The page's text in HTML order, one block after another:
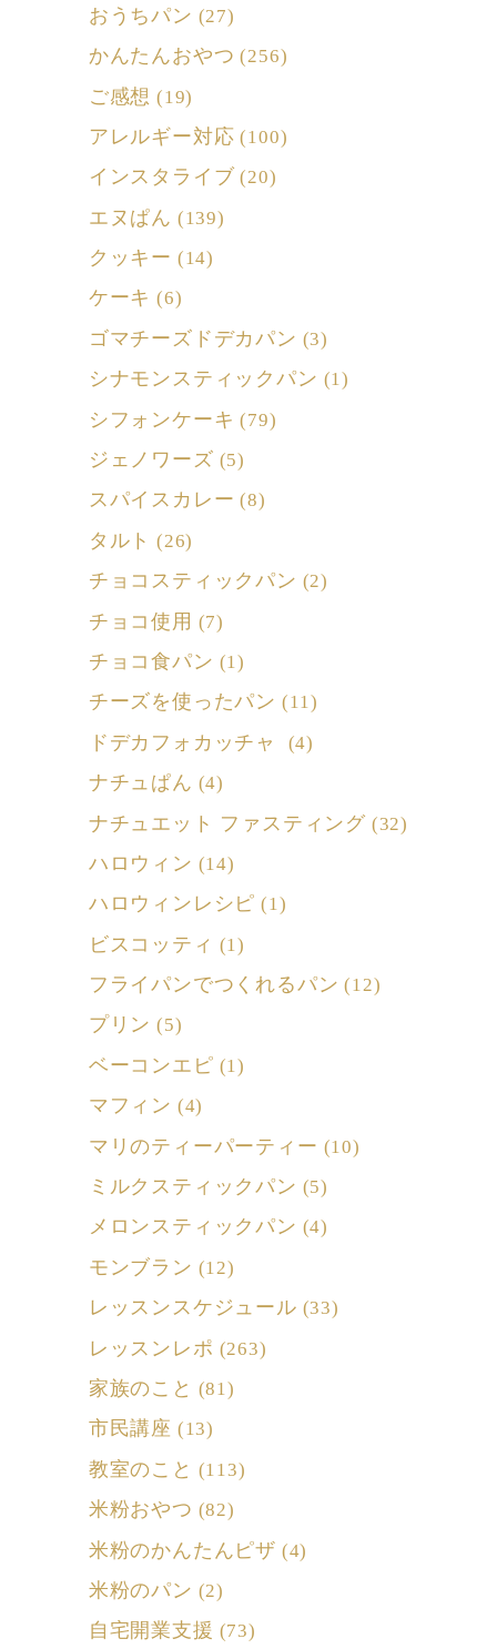
おうちパン (27)
かんたんおやつ (256)
ご感想 (19)
アレルギー対応 (100)
インスタライブ (20)
エヌぱん (139)
クッキー (14)
ケーキ (6)
ゴマチーズドデカパン (3)
シナモンスティックパン (1)
シフォンケーキ (79)
ジェノワーズ (5)
スパイスカレー (8)
タルト (26)
チョコスティックパン (2)
チョコ使用 (7)
チョコ食パン (1)
チーズを使ったパン (11)
ドデカフォカッチャ (4)
ナチュぱん (4)
ナチュエット ファスティング (32)
ハロウィン (14)
ハロウィンレシピ (1)
ビスコッティ (1)
フライパンでつくれるパン (12)
プリン (5)
ベーコンエピ (1)
マフィン (4)
マリのティーパーティー (10)
ミルクスティックパン (5)
メロンスティックパン (4)
モンブラン (12)
レッスンスケジュール (33)
レッスンレポ (263)
家族のこと (81)
市民講座 (13)
教室のこと (113)
米粉おやつ (82)
米粉のかんたんピザ (4)
米粉のパン (2)
自宅開業支援 (73)